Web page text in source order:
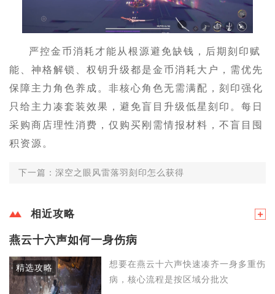
严控金币消耗才能从根源避免缺钱，后期刻印赋
能、神格解锁、权钥升级都是金币消耗大户，需优先
保障主力角色养成。非核心角色无需满配，刻印强化
只给主力凑套装效果，避免盲目升级低星刻印。每日
采购商店理性消费，仅购买刚需情报材料，不盲目囤
积资源。
下一篇：深空之眼风雷落羽刻印怎么获得
相近攻略
燕云十六声如何一身伤病
精选攻略
想要在燕云十六声快速凑齐一身多重伤
病，核心流程是按区域分批次